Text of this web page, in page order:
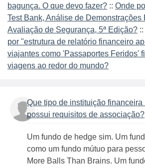
bagunça. O que devo fazer? :: Onde
Test Bank, Análise de Demonstrações
Avaliação de Segurança, 5ª Edição? ::
por "estrutura de relatório financeiro
viajantes como 'Passaportes Feridos'
viagens ao redor do mundo?
Que tipo de instituição financeira
possui requisitos de associação?
Um fundo de hedge sim. Um
como um fundo mútuo para
More Balls Than Brains. Um